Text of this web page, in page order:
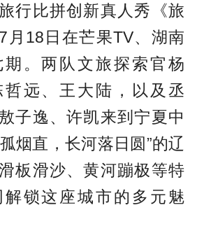
行比拼创新真人秀《旅
月18日在芒果TV、湖南
。两队文旅探索官杨
远、王大陆，以及丞
子逸、许凯来到宁夏中
烟直，长河落日圆”的辽
板滑沙、黄河蹦极等特
锁这座城市的多元魅